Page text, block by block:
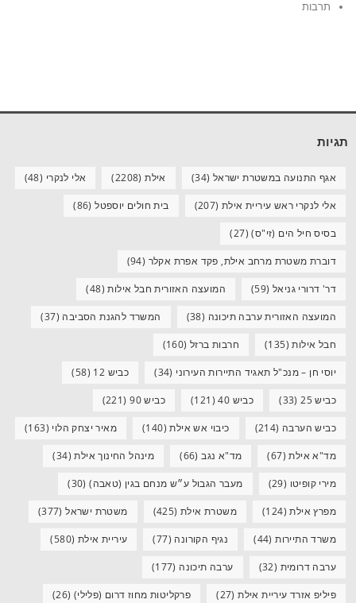
תרבות
תגיות
אגף התנועה במשטרת ישראל (34) אילת(2208) אלי לנקרי (48)
אלי לנקרי ראש עיריית אילת (207) בית חולים יוספטל(86)
בסיס חיל הים (זי"ס)(27)
דוברת משטרת מרחב אילת, פקד אפרת אקלר (94)
דר' דרורי גניאל (59) המועצה האזורית חבל אילות(48)
המועצה האזורית ערבה תיכונה (38) המשרד להגנת הסביבה (37)
חבל אילות(135) חרבות ברזל (160)
יוסי חן – מנכ"ל תאגיד התיירות העירוני (34) כביש 12 (58)
כביש 25 (33) כביש 40 (121) כביש 90 (221)
כביש הערבה (214) כיבוי אש אילת(140) מאיר יצחק הלוי (163)
מד"א אילת(67) מד"א נגב(66) מינהל החינוך אילת(34)
מירי קופיטו (29) מעבר הגבול ע״ש מנחם בגין (טאבה)(30)
מפרץ אילת(124) משטרת אילת (425) משטרת ישראל(377)
משרד התיירות(44) נגיף הקורונה (77) עיריית אילת (580)
ערבה דרומית (32) ערבה תיכונה (177)
פיליפ אזרד עיריית אילת(27) פרקליטות מחוז דרום (פלילי) (26)